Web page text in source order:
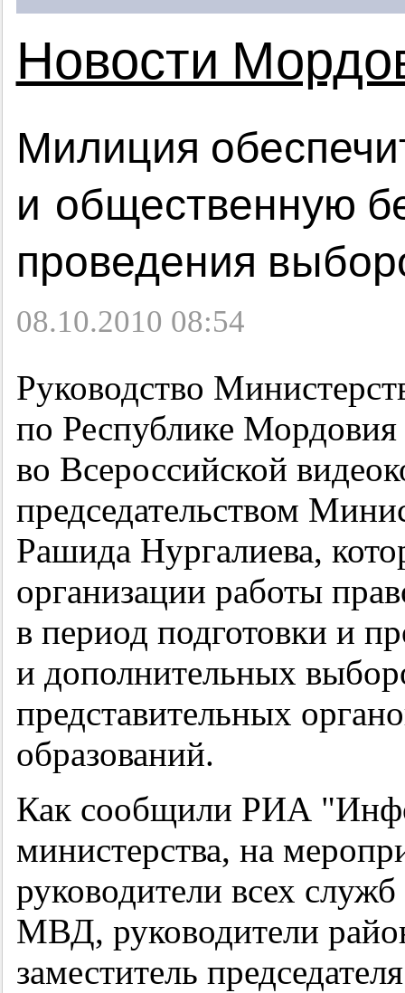
Новости
Милиция
и общественную
проведения
08.10.2010 08:54
Руководство
по Республике Мордовия
во Всероссийской
председательством
Рашида Нургалиева,
организации работы
в период подготовки и
и дополнительных
представительных
образований.
Как сообщили РИА
министерства, на
руководители всех
МВД, руководители
заместитель